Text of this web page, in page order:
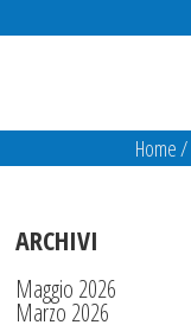
Home/
ARCHIVI
Maggio 2026
Marzo 2026